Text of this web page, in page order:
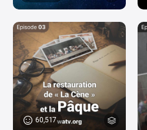
60,517